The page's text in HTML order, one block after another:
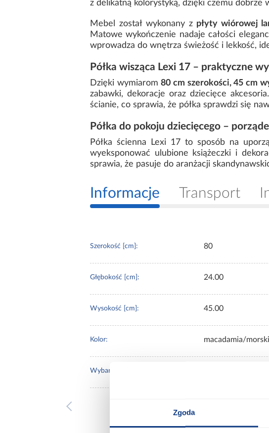
Zgoda
z delikatną kolorystyką, dzięki czemu dobrze
Mebel został wykonany z płyty wiórowej
Matowe wykończenie nadaje całości
wprowadza do wnętrza świeżość i lekkość,
Półka wisząca Lexi 17 – praktyczne
Dzięki wymiarom80 cm szerokości, 45 cm
zabawki, dekoracje oraz dziecięce
ścianie, co sprawia, że półka sprawdzi się
Półka do pokoju dziecięcego –
Półka ścienna Lexi 17 to sposób na
wyeksponować ulubione książeczki i
sprawia, że pasuje do aranżacji
Informacje Transport
Szerokość [cm]: 80
Głębokość [cm]: 24.00
Wysokość [cm]: 45.00
Kolor: macadamia/morski
Wybarwienie: